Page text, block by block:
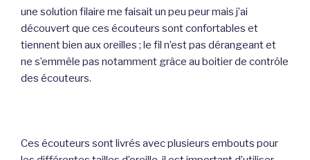
une solution filaire me faisait un peu peur mais j’ai
découvert que ces écouteurs sont confortables et
tiennent bien aux oreilles ; le fil n’est pas dérangeant et
ne s’emmêle pas notamment grâce au boitier de contrôle
des écouteurs.
Ces écouteurs sont livrés avec plusieurs embouts pour